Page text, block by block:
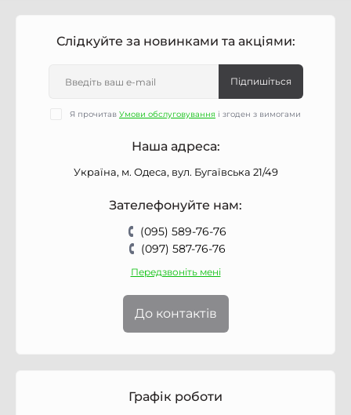
Слідкуйте за новинками та акціями:
Підпишіться
Я прочитав Умови обслуговування і згоден з вимогами
Наша адреса:
Україна, м. Одеса, вул. Бугаївська 21/49
Зателефонуйте нам:
(095) 589-76-76
(097) 587-76-76
Передзвоніть мені
До контактів
Графік роботи